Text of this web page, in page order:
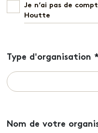
Je n’ai pas de
Houtte
Type d'organisation
Nom de votre